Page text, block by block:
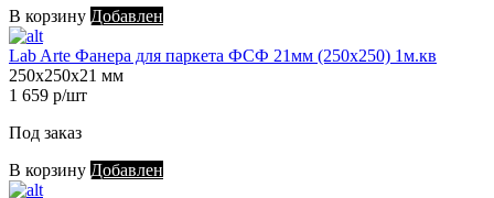
В корзину Добавлен
Lab Arte Фанера для паркета ФСФ 21мм (250х250) 1м.кв
250х250х21 мм
1 659 р/шт
Под заказ
В корзину Добавлен